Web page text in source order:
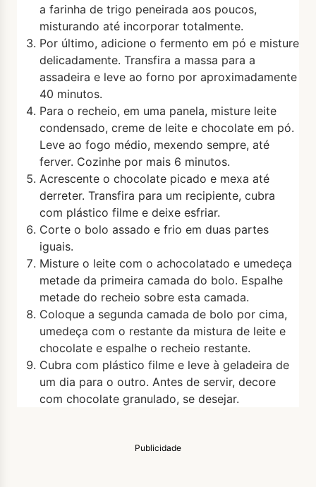
a farinha de trigo peneirada aos poucos,
misturando até incorporar totalmente.
Por último, adicione o fermento em pó e misture
delicadamente. Transfira a massa para a
assadeira e leve ao forno por aproximadamente
40 minutos.
Para o recheio, em uma panela, misture leite
condensado, creme de leite e chocolate em pó.
Leve ao fogo médio, mexendo sempre, até
ferver. Cozinhe por mais 6 minutos.
Acrescente o chocolate picado e mexa até
derreter. Transfira para um recipiente, cubra
com plástico filme e deixe esfriar.
Corte o bolo assado e frio em duas partes
iguais.
Misture o leite com o achocolatado e umedeça
metade da primeira camada do bolo. Espalhe
metade do recheio sobre esta camada.
Coloque a segunda camada de bolo por cima,
umedeça com o restante da mistura de leite e
chocolate e espalhe o recheio restante.
Cubra com plástico filme e leve à geladeira de
um dia para o outro. Antes de servir, decore
com chocolate granulado, se desejar.
Publicidade